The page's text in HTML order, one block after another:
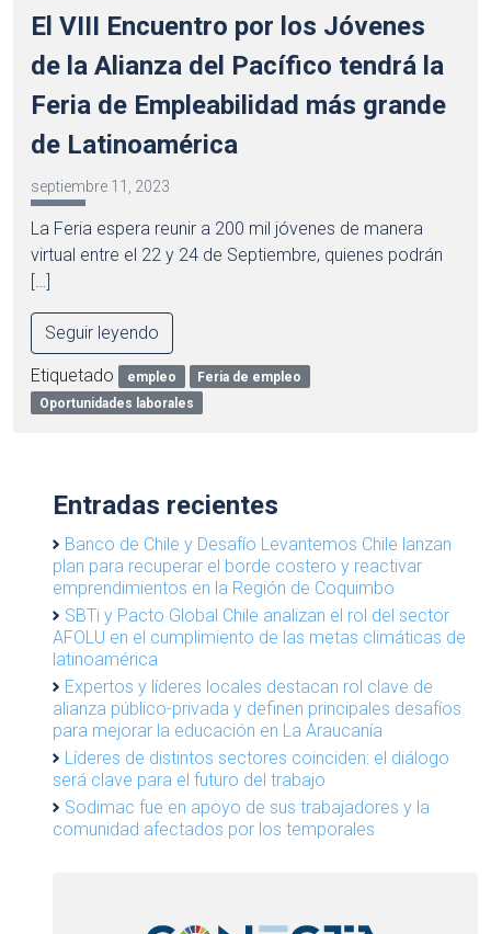
El VIII Encuentro por los Jóvenes
de la Alianza del Pacífico tendrá la
Feria de Empleabilidad más grande
de Latinoamérica
septiembre 11, 2023
La Feria espera reunir a 200 mil jóvenes de manera
virtual entre el 22 y 24 de Septiembre, quienes podrán
[…]
Seguir leyendo
Etiquetado empleo
Feria de empleo
Oportunidades laborales
Entradas recientes
Banco de Chile y Desafío Levantemos Chile lanzan
plan para recuperar el borde costero y reactivar
emprendimientos en la Región de Coquimbo
SBTi y Pacto Global Chile analizan el rol del sector
AFOLU en el cumplimiento de las metas climáticas de
latinoamérica
Expertos y líderes locales destacan rol clave de
alianza público-privada y definen principales desafíos
para mejorar la educación en La Araucanía
Líderes de distintos sectores coinciden: el diálogo
será clave para el futuro del trabajo
Sodimac fue en apoyo de sus trabajadores y la
comunidad afectados por los temporales